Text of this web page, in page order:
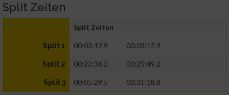
Split Zeiten
Split Zeiten
Split 1 00:03:12.9 00:03:12.9
Split 2 00:22:36.2 00:25:49.2
Split 3 00:05:29.5 00:31:18.8